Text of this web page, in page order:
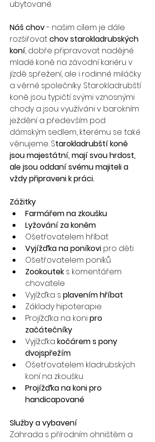
ubytované.
Náš chov - našim cílem je dále
rozšiřovat chov starokladrubských
koní, dobře připravovat nadějné
mladé koně na závodní kariéru v
jízdě spřežení, ale i rodinné miláčky
a věrné společníky. Starokladrubští
koně jsou typičtí svými vznosnými
chody a jsou využíváni v barokním
ježdění a především pod
dámským sedlem, kterému se také
věnujeme. Starokladrubští koně
jsou majestátní, mají svou hrdost,
ale jsou oddaní svému majiteli a
vždy připraveni k práci.
Zážitky
Farmářem na zkoušku
Lyžování za koněm
Ošetřovatelem hříbat
Vyjížďka na poníkovi pro děti
Ošetřovatelem poníků
Zookoutek s komentářem
chovatele
Vyjížďka s plavením hříbat
Základy hipoterapie
Projížďka na koni pro
začátečníky
Vyjížďka kočárem s pony
dvojspřežím
Ošetřovatelem kladrubských
koní na zkoušku
Projížďka na koni pro
handicapované
Služby a vybavení
Zahrada s přírodním ohništěm a